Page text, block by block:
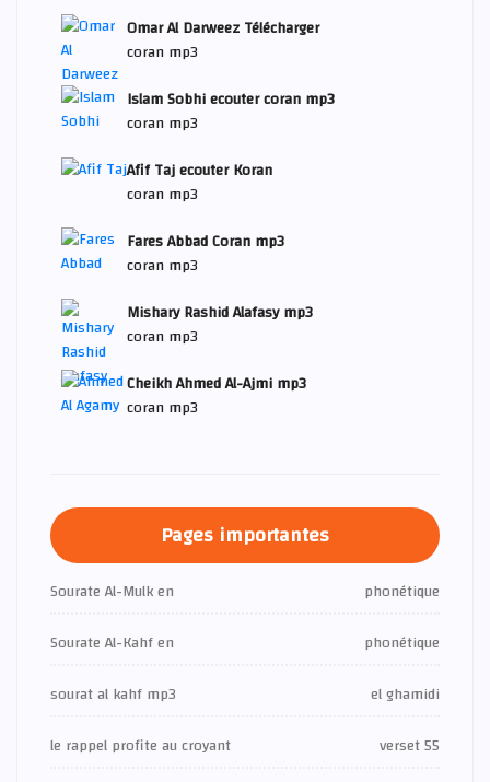
Omar Al Darweez Télécharger
coran mp3
Islam Sobhi ecouter coran mp3
coran mp3
Afif Taj ecouter Koran
coran mp3
Fares Abbad Coran mp3
coran mp3
Mishary Rashid Alafasy mp3
coran mp3
Cheikh Ahmed Al-Ajmi mp3
coran mp3
Pages importantes
Sourate Al-Mulk en
phonétique
Sourate Al-Kahf en
phonétique
sourat al kahf mp3
el ghamidi
le rappel profite au croyant
verset 55